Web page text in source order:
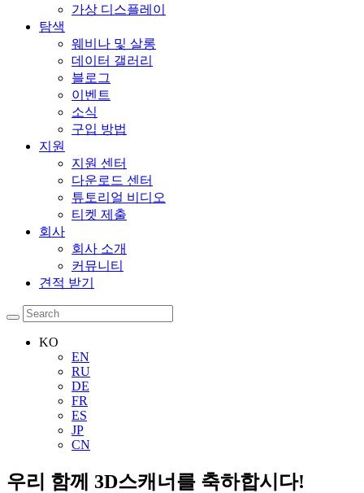
가상 디스플레이
탐색
웨비나 및 살롱
데이터 갤러리
블로그
이벤트
소식
구입 방법
지원
지원 센터
다운로드 센터
튜토리얼 비디오
티켓 제출
회사
회사 소개
커뮤니티
견적 받기
KO
EN
RU
DE
FR
ES
JP
CN
우리 함께 3D스캐너를 축하합시다!